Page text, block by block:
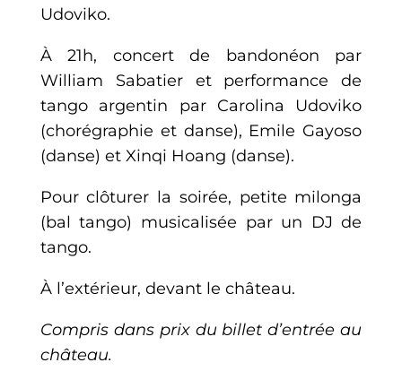
Udoviko.
À 21h, concert de bandonéon par
William Sabatier et performance de
tango argentin par Carolina Udoviko
(chorégraphie et danse), Emile Gayoso
(danse) et Xinqi Hoang (danse).
Pour clôturer la soirée, petite milonga
(bal tango) musicalisée par un DJ de
tango.
À l’extérieur, devant le château.
Compris dans prix du billet d’entrée au
château.